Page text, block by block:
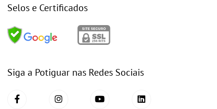
Selos e Certificados
Siga a Potiguar nas Redes Sociais